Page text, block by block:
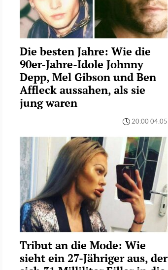
Die besten Jahre: Wie die
90er-Jahre-Idole Johnny
Depp, Mel Gibson und Ben
Affleck aussahen, als sie
jung waren
20:00 04.05
Tribut an die Mode: Wie
sieht ein 27-Jähriger aus, der